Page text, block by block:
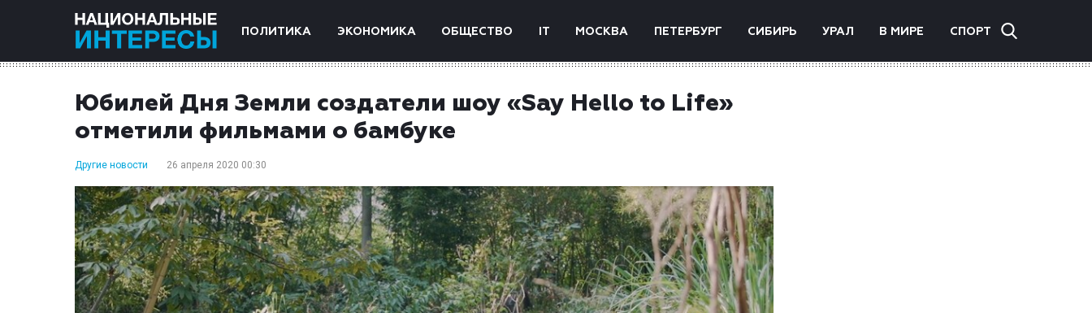
ПОЛИТИКА ЭКОНОМИКА ОБЩЕСТВО IT МОСКВА ПЕТЕРБУРГ СИБИРЬ УРАЛ В МИРЕ СПОРТ
Юбилей Дня Земли создатели шоу «Say Hello to Life»
отметили фильмами о бамбуке
Другие новости 26 апреля 2020 00:30